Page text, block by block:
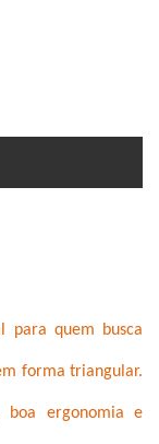
para quem busca
forma triangular.
boa ergonomia e